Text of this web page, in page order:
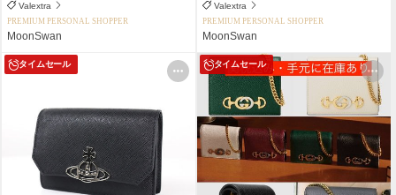
Valextra
PREMIUM PERSONAL SHOPPER
MoonSwan
Valextra
PREMIUM PERSONAL SHOPPER
MoonSwan
タイムセール タイムセール